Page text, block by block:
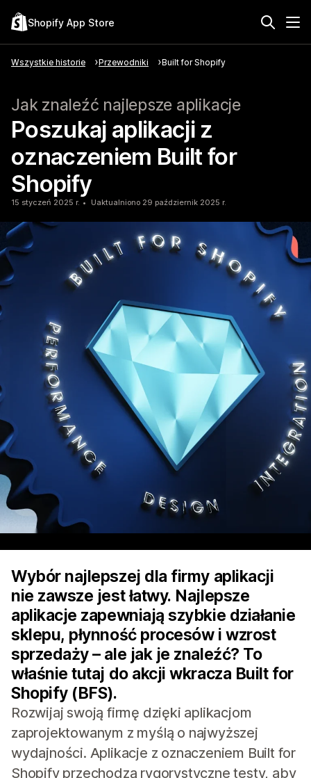
Shopify App Store
Wszystkie historie Przewodniki Built for Shopify
Jak znaleźć najlepsze aplikacje
Poszukaj aplikacji z
oznaczeniem Built for
Shopify
15 styczeń 2025 r. Uaktualniono 29 październik 2025 r.
Wybór najlepszej dla firmy aplikacji
nie zawsze jest łatwy. Najlepsze
aplikacje zapewniają szybkie działanie
sklepu, płynność procesów i wzrost
sprzedaży – ale jak je znaleźć? To
właśnie tutaj do akcji wkracza Built for
Shopify (BFS).
Rozwijaj swoją firmę dzięki aplikacjom
zaprojektowanym z myślą o najwyższej
wydajności. Aplikacje z oznaczeniem Built for
Shopify przechodzą rygorystyczne testy, aby